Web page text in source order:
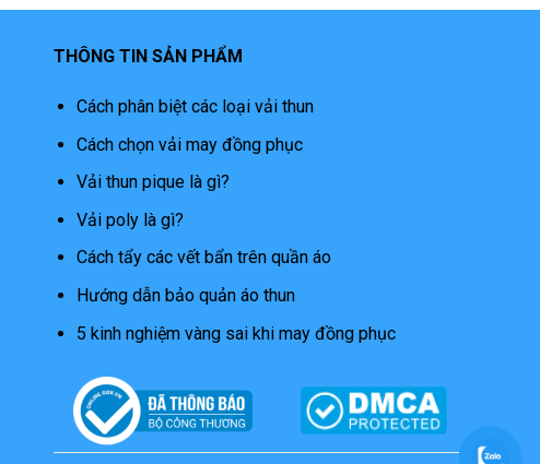
THÔNG TIN SẢN PHẨM
Cách phân biệt các loại vải thun
Cách chọn vải may đồng phục
Vải thun pique là gì?
Vải poly là gì?
Cách tẩy các vết bẩn trên quần áo
Hướng dẫn bảo quản áo thun
5 kinh nghiệm vàng sai khi may đồng phục